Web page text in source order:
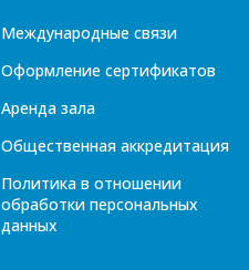
Международные связи
Оформление сертификатов
Аренда зала
Общественная аккредитация
Политика в отношении
обработки персональных
данных